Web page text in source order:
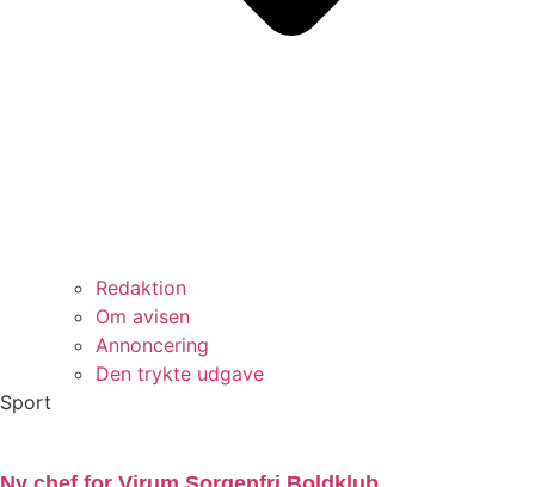
Redaktion
Om avisen
Annoncering
Den trykte udgave
Sport